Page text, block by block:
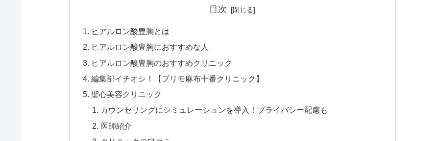
目次
ヒアルロン酸豊胸とは
ヒアルロン酸豊胸におすすめな人
ヒアルロン酸豊胸のおすすめクリニック
編集部イチオシ！【プリモ麻布十番クリニック】
聖心美容クリニック
カウンセリングにシミュレーションを導入！プライバシー配慮も
医師紹介